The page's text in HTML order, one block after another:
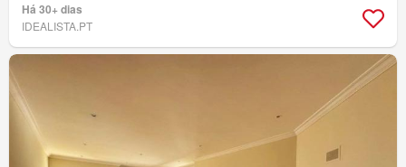
Há 30+ dias
IDEALISTA.PT